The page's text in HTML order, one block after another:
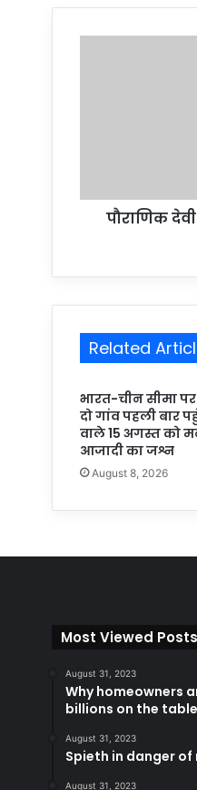
पौराणिक
Related
भारत-चीन सीमा
दो गांव पहली बार
वाले 15 अगस्त को
आजादी का जश्न
August 8, 2026
Most Viewed Posts
August 31, 2023
Why homeowners
billions on the table
August 31, 2023
Spieth in danger of
August 31, 2023